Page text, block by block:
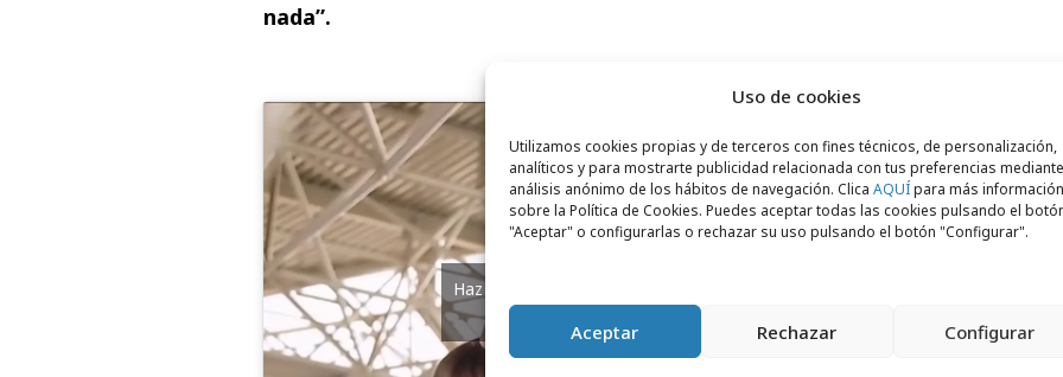
Uso de cookies
Utilizamos cookies propias y de terceros con fines técnicos, de personalización,
analíticos y para mostrarte publicidad relacionada con tus preferencias
análisis anónimo de los hábitos de navegación. Clica AQUÍpara más información
sobre la Política de Cookies. Puedes aceptar todas las cookies pulsando el
"Aceptar" o configurarlas o rechazar su uso pulsando el botón "Configurar".
Aceptar Rechazar Configurar
nada”.
Haz clic para aceptar cookies de marketing
y permitir este contenido